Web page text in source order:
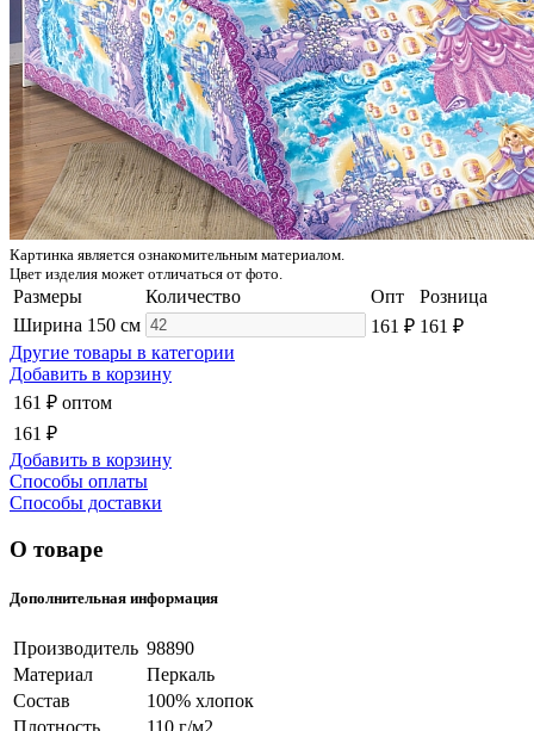
Картинка является ознакомительным материалом.
Цвет изделия может отличаться от фото.
Размеры Количество Опт
Розница
Ширина 150 см
161 ₽ 161 ₽
Другие товары в категории
Добавить в корзину
161 ₽ оптом
161 ₽
Добавить в корзину
Способы оплаты
Способы доставки
О товаре
Дополнительная информация
Производитель 98890
Материал
Перкаль
Состав
100% хлопок
Плотность
110 г/м2